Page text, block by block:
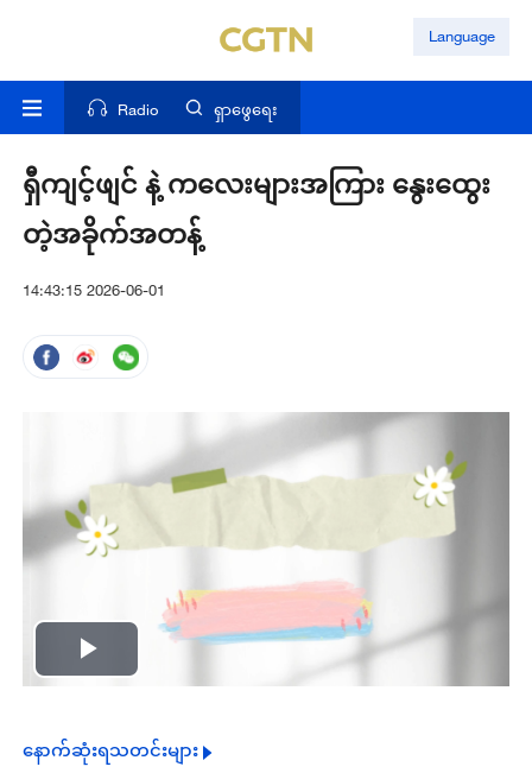
Language
Radio ရှာဖွေရေး
ရှီကျင့်ဖျင် နဲ့ ကလေးများအကြား နွေးထွေး
တဲ့အခိုက်အတန့်
14:43:15 2026-06-01
Play
Video
နောက်ဆုံးရသတင်းများ